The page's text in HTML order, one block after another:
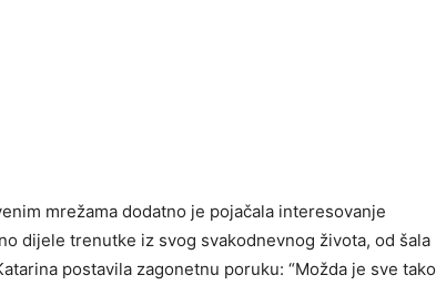
mrežama dodatno je pojačala interesovanje
dijele trenutke iz svog svakodnevnog života, od šala
postavila zagonetnu poruku: “Možda je sve tako